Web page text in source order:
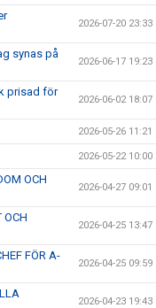
2026-07-20 23:33
synas på
2026-06-17 19:23
prisad för
2026-06-02 18:07
2026-05-26 11:21
2026-05-22 10:00
OCH
2026-04-27 09:01
OCH
2026-04-25 13:47
FÖR A-
2026-04-25 09:59
2026-04-23 19:43